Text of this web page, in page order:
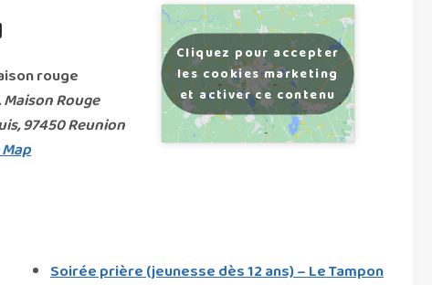
rouge
Maison Rouge
,97450Reunion
Cliquez pour accepter
les cookies marketing
et activer ce contenu
Soirée prière (jeunesse dès 12 ans) – Le Tampon